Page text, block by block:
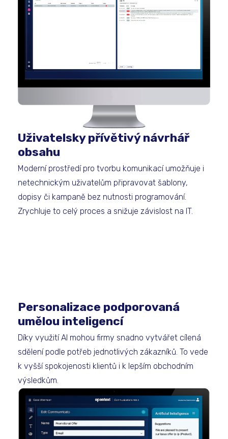
Uživatelsky přívětivý návrhář
obsahu
Moderní prostředí pro tvorbu komunikací umožňuje i
netechnickým uživatelům připravovat šablony,
dopisy či kampaně bez nutnosti programování.
Zrychluje to celý proces a snižuje závislost na IT.
Personalizace podporovaná
umělou inteligencí
Díky využití AI mohou firmy snadno vytvářet cílená
sdělení podle potřeb jednotlivých zákazníků. To vede
k vyšší spokojenosti klientů i k lepším obchodním
výsledkům.